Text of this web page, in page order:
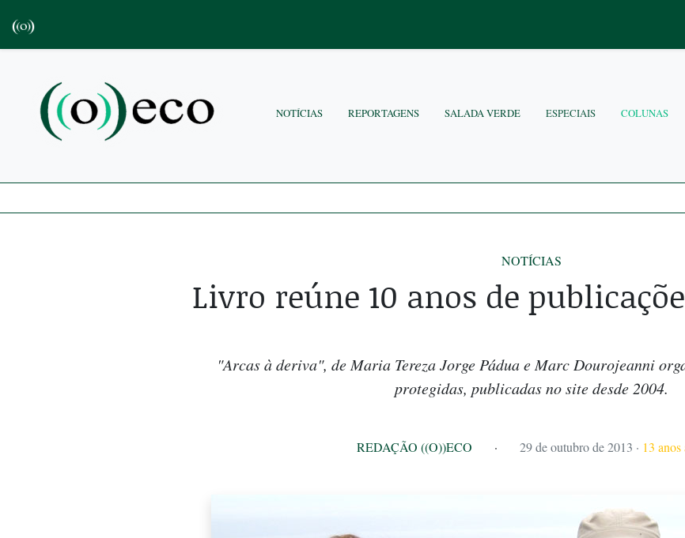
NOTÍCIAS REPORTAGENS SALADA VERDE ESPECIAIS COLUNAS
NOTÍCIAS
Livro reúne 10 anos de
"Arcas à deriva", de Maria Tereza Jorge Pádua e Marc Dourojeanni
protegidas, publicadas no site desde 2004.
REDAÇÃO ((O))ECO · 29 de outubro de 2013 · 13 anos